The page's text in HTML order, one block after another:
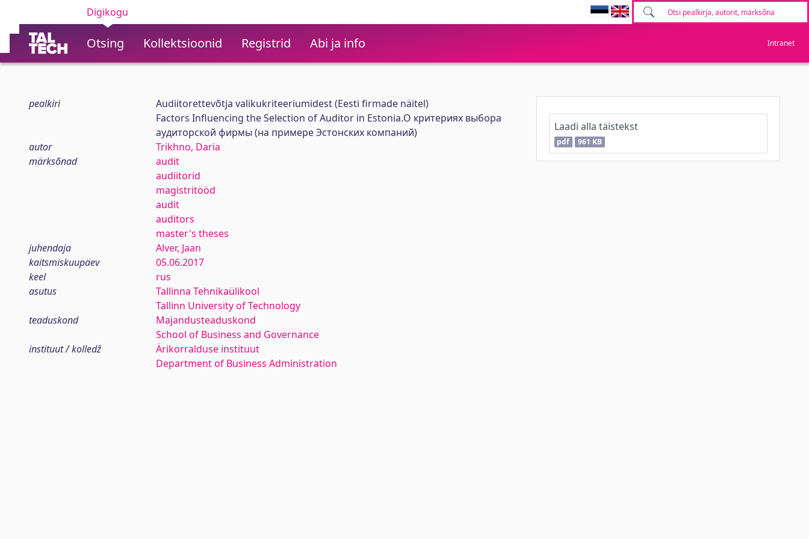
Digikogu
Otsing Kollektsioonid Registrid Abi ja info Intranet
pealkiri
Audiitorettevõtja valikukriteeriumidest (Eesti firmade näitel)
Factors Influencing the Selection of Auditor in Estonia.О критериях выбора
аудиторской фирмы (на примере Эстонских компаний)
autor
Trikhno, Daria
märksõnad
audit
audiitorid
magistritööd
audit
auditors
master's theses
juhendaja
Alver, Jaan
kaitsmiskuupäev
05.06.2017
keel
rus
asutus
Tallinna Tehnikaülikool
Tallinn University of Technology
teaduskond
Majandusteaduskond
School of Business and Governance
instituut / kolledž
Ärikorralduse instituut
Department of Business Administration
Laadi alla täistekst
pdf 961 KB